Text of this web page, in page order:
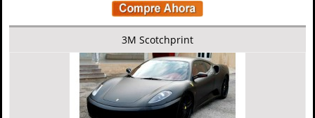
3M Scotchprint